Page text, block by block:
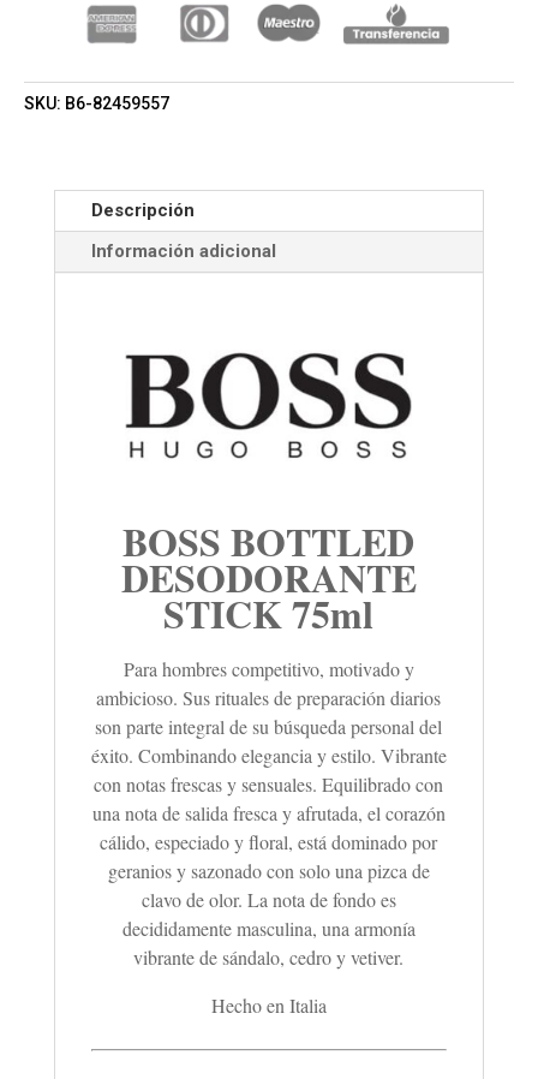
SKU: B6-82459557
Descripción
Información adicional
BOSS BOTTLED
DESODORANTE
STICK 75ml
Para hombres competitivo, motivado y
ambicioso. Sus rituales de preparación diarios
son parte integral de su búsqueda personal del
éxito. Combinando elegancia y estilo. Vibrante
con notas frescas y sensuales. Equilibrado con
una nota de salida fresca y afrutada, el corazón
cálido, especiado y floral, está dominado por
geranios y sazonado con solo una pizca de
clavo de olor. La nota de fondo es
decididamente masculina, una armonía
vibrante de sándalo, cedro y vetiver.
Hecho en Italia